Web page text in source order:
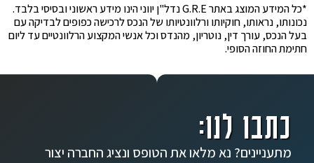
*כל המידע המוצג באתר G.R.E נדל"ן יווני הינו מידע ראשוני ובסיסי בלבד.
נכונותו, נראותו, חוקיותו ורלוונטיותו של הנכס לרכישה כפופים לבדיקה עם
בעל הנכס, עורך דין, נוטריון, מהנדס וכל אנשי המקצוע הרלוונטיים עד ליום
חתימת החוזה הסופי.
כתבו לנו:
מתעניינים? נא מלאו את הטופס ונציג החברה יצור